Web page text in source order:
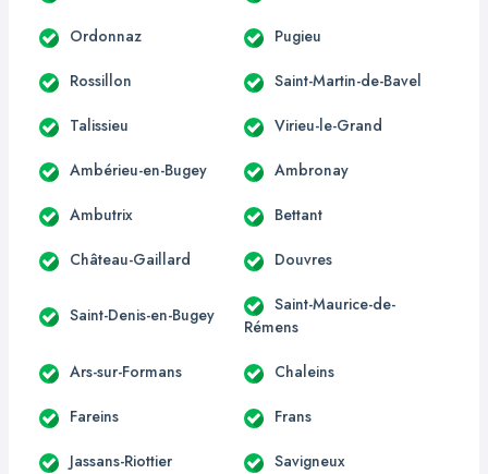
Ordonnaz Pugieu
Rossillon Saint-Martin-de-Bavel
Talissieu Virieu-le-Grand
Ambérieu-en-Bugey Ambronay
Ambutrix Bettant
Château-Gaillard Douvres
Saint-Denis-en-Bugey
Saint-Maurice-de-
Rémens
Ars-sur-Formans Chaleins
Fareins Frans
Jassans-Riottier Savigneux